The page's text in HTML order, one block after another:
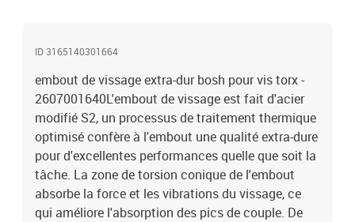
ID 3165140301664
embout de vissage extra-dur bosh pour vis torx -
2607001640L'embout de vissage est fait d'acier
modifié S2, un processus de traitement thermique
optimisé confère à l'embout une qualité extra-dure
pour d'excellentes performances quelle que soit la
tâche. La zone de torsion conique de l'embout
absorbe la force et les vibrations du vissage, ce
qui améliore l'absorption des pics de couple. De